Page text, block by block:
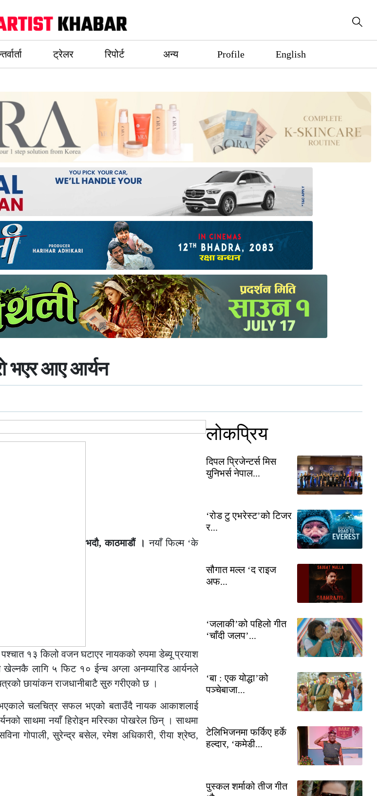
ट्रेलर रिपोर्ट अन्य Profile English
भएर आए आर्यन
भदौ, काठमाडौं । नयाँ फिल्म ‘के
पश्चात १३ किलो वजन घटाएर नायकको रुपमा डेब्यू प्रयाश
लागि ५ फिट १० ईन्च अग्ला अनम्यारिड आर्यनले
छायांकन राजधानीबाटै सुरु गरीएको छ ।
चलचित्र सफल भएको बताउँदै नायक आकाशलाई
साथमा नयाँ हिरोइन मरिस्का पोखरेल छिन् । साथमा
गोपाली, सुरेन्द्र बसेल, रमेश अधिकारी, रीया श्रेष्ठ,
लोकप्रिय
दिपल प्रिजेन्टर्स मिस
युनिभर्स नेपाल...
‘रोड टु एभरेस्ट’को टिजर
र...
सौगात मल्ल ‘द राइज
अफ...
‘जलाकी’को पहिलो गीत
‘चाँदी जलप’...
‘बा : एक योद्धा’को
पञ्चेबाजा...
टेलिभिजनमा फर्किए हर्के
हल्दार, ‘कमेडी...
पुस्कल शर्माको तीज गीत